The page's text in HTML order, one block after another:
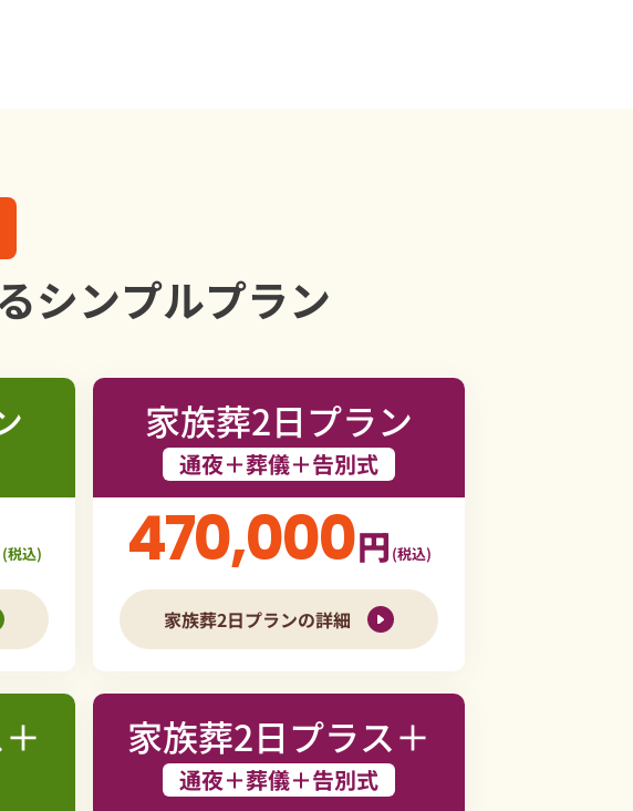
シンプルプラン
(税込)
家族葬2日プラン
通夜＋葬儀＋告別式
470,000円 (税込)
家族葬2日プランの詳細
家族葬2日プラス＋
通夜＋葬儀＋告別式